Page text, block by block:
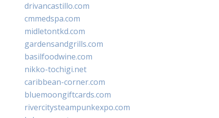
drivancastillo.com
cmmedspa.com
midletontkd.com
gardensandgrills.com
basilfoodwine.com
nikko-tochigi.net
caribbean-corner.com
bluemoongiftcards.com
rivercitysteampunkexpo.com